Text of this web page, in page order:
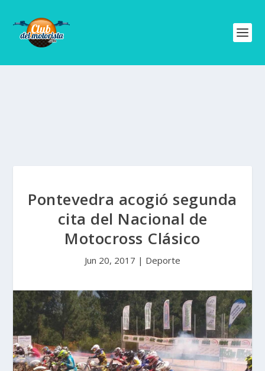
Pontevedra acogió segunda
cita del Nacional de
Motocross Clásico
Jun 20, 2017 | Deporte